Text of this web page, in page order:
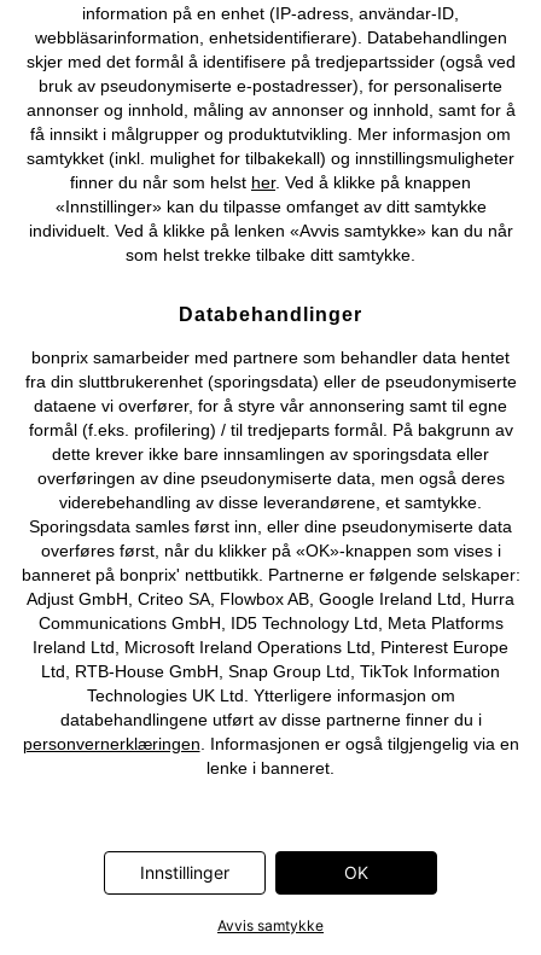
NY
Kortermet bluse i lett sateng
299 kr
NY
Bluse
329 kr
Topp med bærestykke i sateng
information på en enhet (IP-adress, användar-ID,
webbläsarinformation, enhetsidentifierare). Databehandlingen
skjer med det formål å identifisere på tredjepartssider (også ved
bruk av pseudonymiserte e-postadresser), for personaliserte
annonser og innhold, måling av annonser og innhold, samt for å
få innsikt i målgrupper og produktutvikling. Mer informasjon om
samtykket (inkl. mulighet for tilbakekall) og innstillingsmuligheter
finner du når som helst her. Ved å klikke på knappen
«Innstillinger» kan du tilpasse omfanget av ditt samtykke
individuelt. Ved å klikke på lenken «Avvis samtykke» kan du når
som helst trekke tilbake ditt samtykke.
Databehandlinger
bonprix samarbeider med partnere som behandler data hentet
fra din sluttbrukerenhet (sporingsdata) eller de pseudonymiserte
dataene vi overfører, for å styre vår annonsering samt til egne
formål (f.eks. profilering) / til tredjeparts formål. På bakgrunn av
dette krever ikke bare innsamlingen av sporingsdata eller
overføringen av dine pseudonymiserte data, men også deres
viderebehandling av disse leverandørene, et samtykke.
Sporingsdata samles først inn, eller dine pseudonymiserte data
overføres først, når du klikker på «OK»-knappen som vises i
banneret på bonprix' nettbutikk. Partnerne er følgende selskaper:
Adjust GmbH, Criteo SA, Flowbox AB, Google Ireland Ltd, Hurra
Communications GmbH, ID5 Technology Ltd, Meta Platforms
Ireland Ltd, Microsoft Ireland Operations Ltd, Pinterest Europe
Ltd, RTB-House GmbH, Snap Group Ltd, TikTok Information
Technologies UK Ltd. Ytterligere informasjon om
databehandlingene utført av disse partnerne finner du i
personvernerklæringen . Informasjonen er også tilgjengelig via en
lenke i banneret.
Innstillinger OK
Avvis samtykke